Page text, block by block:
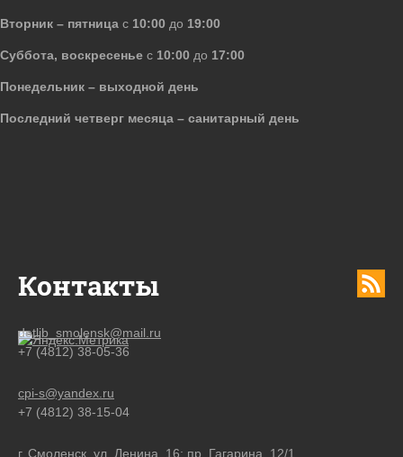
Контакты
detlib_smolensk@mail.ru
+7 (4812) 38-05-36
cpi-s@yandex.ru
+7 (4812) 38-15-04
г. Смоленск, ул. Ленина, 16; пр. Гагарина, 12/1
Вторник – пятница с 10:00 до 19:00
Суббота, воскресенье с 10:00 до 17:00
Понедельник – выходной день
Последний четверг месяца – санитарный день